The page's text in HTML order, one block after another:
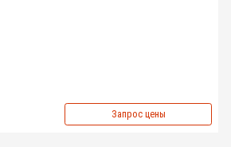
Запрос цены